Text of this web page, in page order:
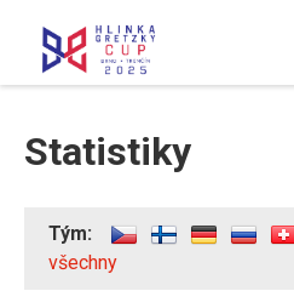
Statistiky
Tým:
všechny